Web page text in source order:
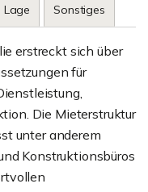
Lage Sonstiges
erstreckt sich über
für
Die Mieterstruktur
unter anderem
Konstruktionsbüros